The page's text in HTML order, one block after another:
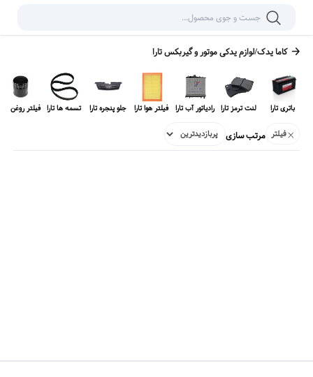
کاما یدک/لوازم یدکیموتور و گیربکس تارا
باتری تارا لنت ترمز تارا رادیاتور آب تارا فیلتر هوا تارا جلو پنجره تارا تسمه ها تارا فیلتر روغن تارا
فیلتر مرتب سازی